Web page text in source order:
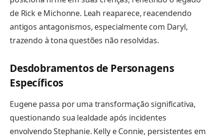
de Rick e Michonne. Leah reaparece, reacendendo
antigos antagonismos, especialmente com Daryl,
trazendo à tona questões não resolvidas.
Desdobramentos de Personagens
Específicos
Eugene passa por uma transformação significativa,
questionando sua lealdade após incidentes
envolvendo Stephanie. Kelly e Connie, persistentes em